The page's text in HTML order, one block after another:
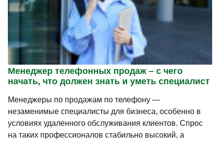
Менеджер телефонных продаж – с чего
начать, что должен знать и уметь специалист
Менеджеры по продажам по телефону —
незаменимые специалисты для бизнеса, особенно в
условиях удаленного обслуживания клиентов. Спрос
на таких профессионалов стабильно высокий, а